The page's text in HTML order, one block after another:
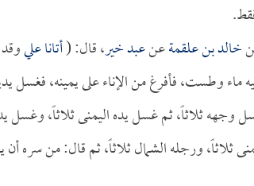
خالد بن علقمةعنعبد خير، قال: (أتاناعلي
فيه ماء وطست، فأفرغ من الإناء على يمينه،
ثلاثاً، ثم غسل يده اليمنى ثلاثاً، وغسل
ثلاثاً، ورجله الشمال ثلاثاً، ثم قال: من سره